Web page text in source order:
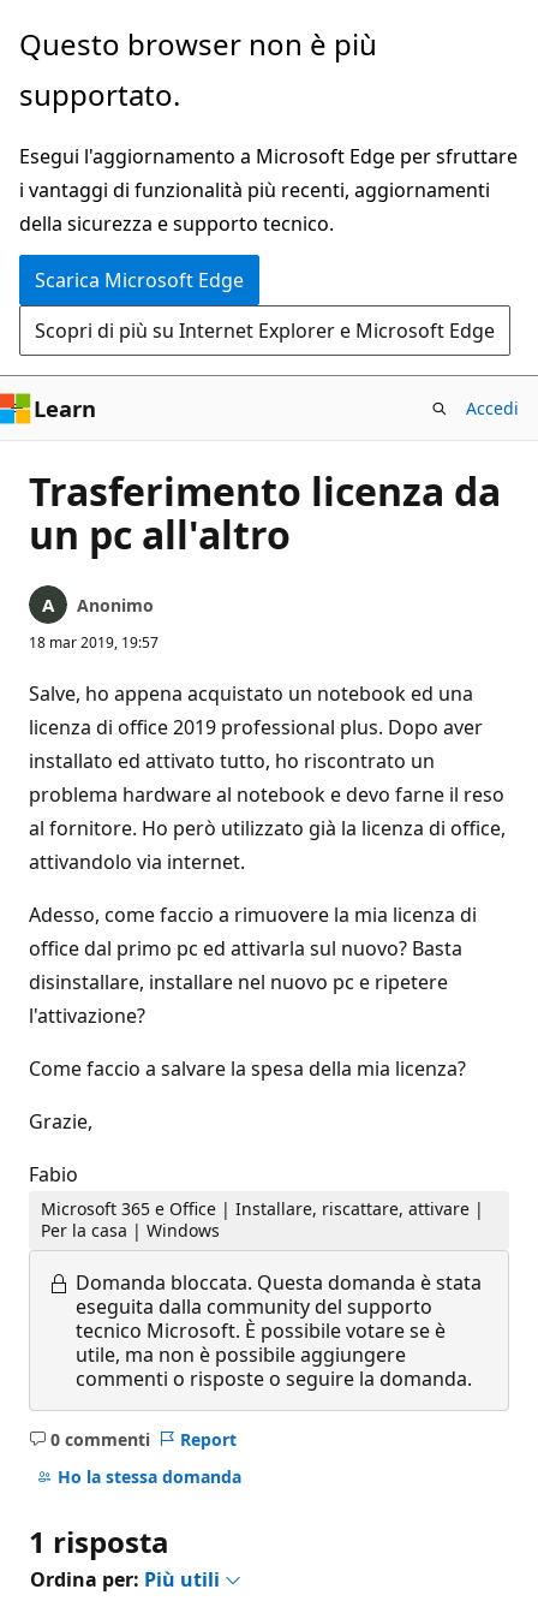
Ignora
passa
contenuto
principale
Questo browser non è più
supportato.
Esegui l'aggiornamento a Microsoft Edge per sfruttare
i vantaggi di funzionalità più recenti, aggiornamenti
della sicurezza e supporto tecnico.
Scarica Microsoft Edge
Scopri di più su Internet Explorer e Microsoft Edge
Learn Accedi
Trasferimento licenza da
un pc all'altro
Anonimo
18 mar 2019, 19:57
Salve, ho appena acquistato un notebook ed una
licenza di office 2019 professional plus. Dopo aver
installato ed attivato tutto, ho riscontrato un
problema hardware al notebook e devo farne il reso
al fornitore. Ho però utilizzato già la licenza di office,
attivandolo via internet.
Adesso, come faccio a rimuovere la mia licenza di
office dal primo pc ed attivarla sul nuovo? Basta
disinstallare, installare nel nuovo pc e ripetere
l'attivazione?
Come faccio a salvare la spesa della mia licenza?
Grazie,
Fabio
Microsoft 365 e Office | Installare, riscattare, attivare |
Per la casa | Windows
Domanda bloccata. Questa domanda è stata
eseguita dalla community del supporto
tecnico Microsoft. È possibile votare se è
utile, ma non è possibile aggiungere
commenti o risposte o seguire la domanda.
0 commenti
Nessun
commento
Report
Ho la stessa domanda
1 risposta
Ordina per: Più utili